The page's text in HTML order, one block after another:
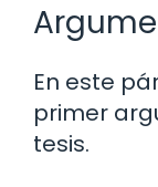
En este
primer
tesis.